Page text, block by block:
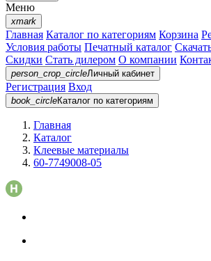
Меню
xmark
Главная Каталог по категориям Корзина
Условия работы Печатный каталог
Скидки Стать дилером О компании
person_crop_circleЛичный кабинет
Регистрация Вход
book_circleКаталог по категориям
Главная
Каталог
Клеевые материалы
60-7749008-05